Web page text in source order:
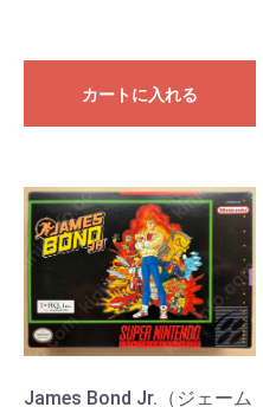
カートに入れる
James Bond Jr.（ジェーム